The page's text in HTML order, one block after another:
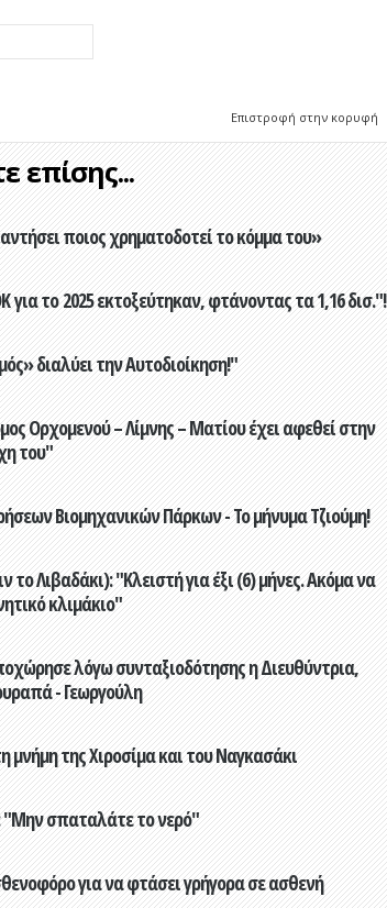
Επιστροφή στην κορυφή
επίσης...
ποιος χρηματοδοτεί το κόμμα του»
το 2025 εκτοξεύτηκαν, φτάνοντας τα 1,16 δισ."!
διαλύει την Αυτοδιοίκηση!"
Ορχομενού – Λίμνης – Ματίου έχει αφεθεί στην
του"
Βιομηχανικών Πάρκων - Το μήνυμα Τζιούμη!
Λιβαδάκι): "Κλειστή για έξι (6) μήνες. Ακόμα να
κλιμάκιο"
λόγω συνταξιοδότησης η Διευθύντρια,
- Γεωργούλη
μνήμη της Χιροσίμα και του Ναγκασάκι
"Μην σπαταλάτε το νερό"
για να φτάσει γρήγορα σε ασθενή